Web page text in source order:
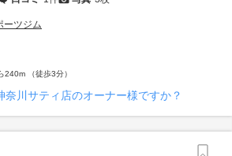
ーツジム
240m （徒歩3分）
川サティ店のオーナー様ですか？